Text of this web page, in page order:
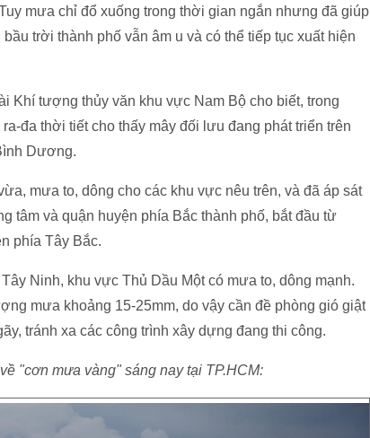
mưa chỉ đổ xuống trong thời gian ngắn nhưng đã giúp
trời thành phố vẫn âm u và có thể tiếp tục xuất hiện
tượng thủy văn khu vực Nam Bộ cho biết, trong
đa thời tiết cho thấy mây đối lưu đang phát triển trên
Dương.
mưa to, dông cho các khu vực nêu trên, và đã áp sát
tâm và quận huyện phía Bắc thành phố, bắt đầu từ
phía Tây Bắc.
Ninh, khu vực Thủ Dầu Một có mưa to, dông mạnh.
mưa khoảng 15-25mm, do vậy cần đề phòng gió giật
tránh xa các công trình xây dựng đang thi công.
"cơn mưa vàng" sáng nay tại TP.HCM: